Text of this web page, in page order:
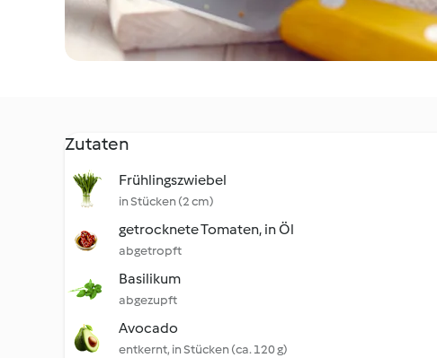
Zutaten
Frühlingszwiebel
in Stücken (2 cm)
getrocknete Tomaten, in Öl
abgetropft
Basilikum
abgezupft
Avocado
entkernt, in Stücken (ca. 120 g)